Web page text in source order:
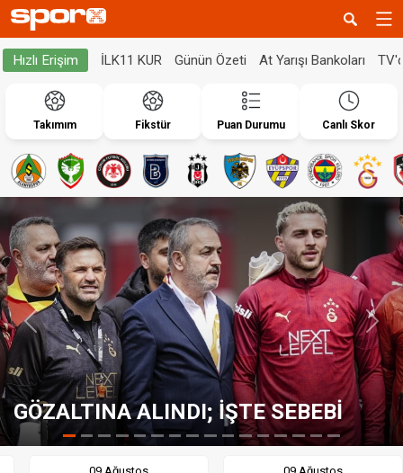
Hızlı Erişim İLK11 KUR Günün Özeti At Yarışı Bankoları
Takımım Fikstür Puan Durumu Canlı Skor
SEBEBİ GALATASARAY İÇİN
Geri İleri